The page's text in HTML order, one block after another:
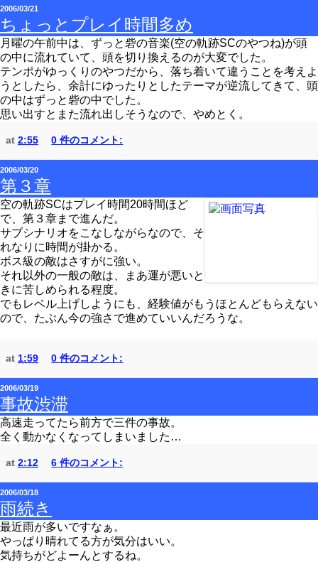
2006/03/21
ちょっとプレイ時間多め
月曜の午前中は、ずっと砦の音楽(空の軌跡SCのやつね)が頭
の中に流れていて、頭を切り換えるのが大変でした。
テンポがゆっくりのやつだから、落ち着いて違うことを考えよ
うとしたら、余計にゆったりとしたテーマが逆流してきて、頭
の中はずっと砦の中でした。
思い出すとまた流れ出しそうなので、やめとく。
at 2:55 0 件のコメント:
2006/03/20
第３章
空の軌跡SCはプレイ時間20時間ほど
で、第３章まで進んだ。
サブシナリオをこなしながらなので、そ
れなりに時間が掛かる。
ボス級の敵はさすがに強い。
それ以外の一般の敵は、まあ運が悪いと
きに苦しめられる程度。
でもレベル上げしようにも、経験値がもうほとんどもらえない
ので、たぶん今の強さで進めていいんだろうな。
at 1:59 0 件のコメント:
2006/03/19
事故渋滞
高速走ってたら前方で三件の事故。
全く動かなくなってしまいました…
at 2:12 6 件のコメント:
2006/03/18
雨続き
最近雨が多いですなぁ。
やっぱり晴れてる方が気分はいい。
気持ちがどよーんとするね。